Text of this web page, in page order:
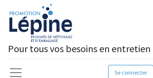
Pour tous vos besoins en
Se connecter